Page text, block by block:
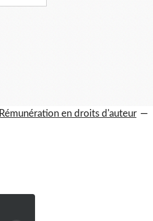
Rémunération en droits d'auteur